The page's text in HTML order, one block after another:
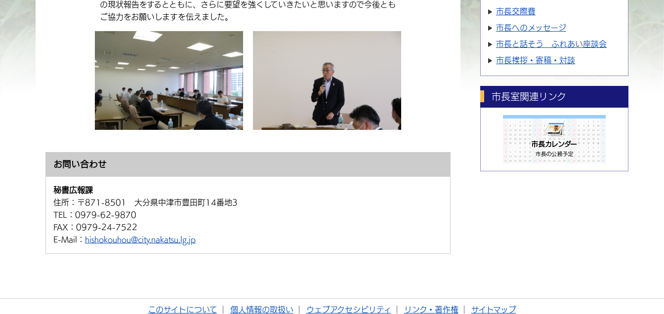
の現状報告をするとともに、さらに要望を強くしていきたいと思いますので今後とも
ご協力をお願いしますを伝えました。
お問い合わせ
秘書広報課
住所： 〒871-8501 大分県中津市豊田町14番地3
TEL： 0979-62-9870
FAX： 0979-24-7522
E-Mail： hishokouhou@city.nakatsu.lg.jp
市長交際費
市長へのメッセージ
市長と話そう ふれあい座談会
市長挨拶・寄稿・対談
市長室関連リンク
このサイトについて 個人情報の取扱い ウェブアクセシビリティ リンク・著作権 サイトマップ